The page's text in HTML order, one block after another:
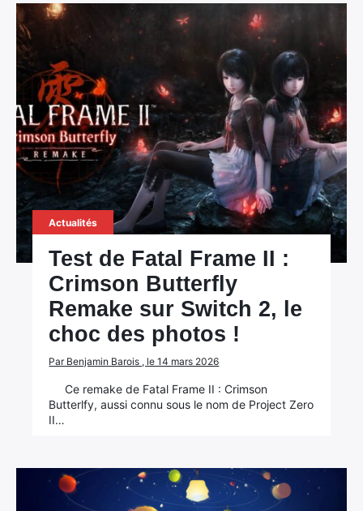
Actualités
Test de Fatal Frame II :
Crimson Butterfly
Remake sur Switch 2, le
choc des photos !
Par Benjamin Barois , le 14 mars 2026
Ce remake de Fatal Frame II : Crimson
Butterlfy, aussi connu sous le nom de Project Zero
II…